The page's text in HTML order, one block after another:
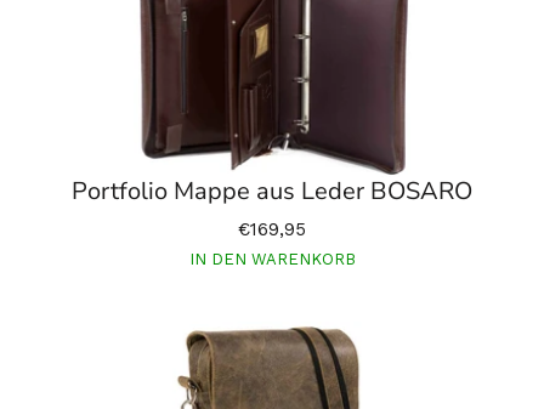
Portfolio Mappe aus Leder BOSARO
€169,95
IN DEN WARENKORB